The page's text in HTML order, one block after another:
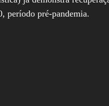
período pré-pandemia.